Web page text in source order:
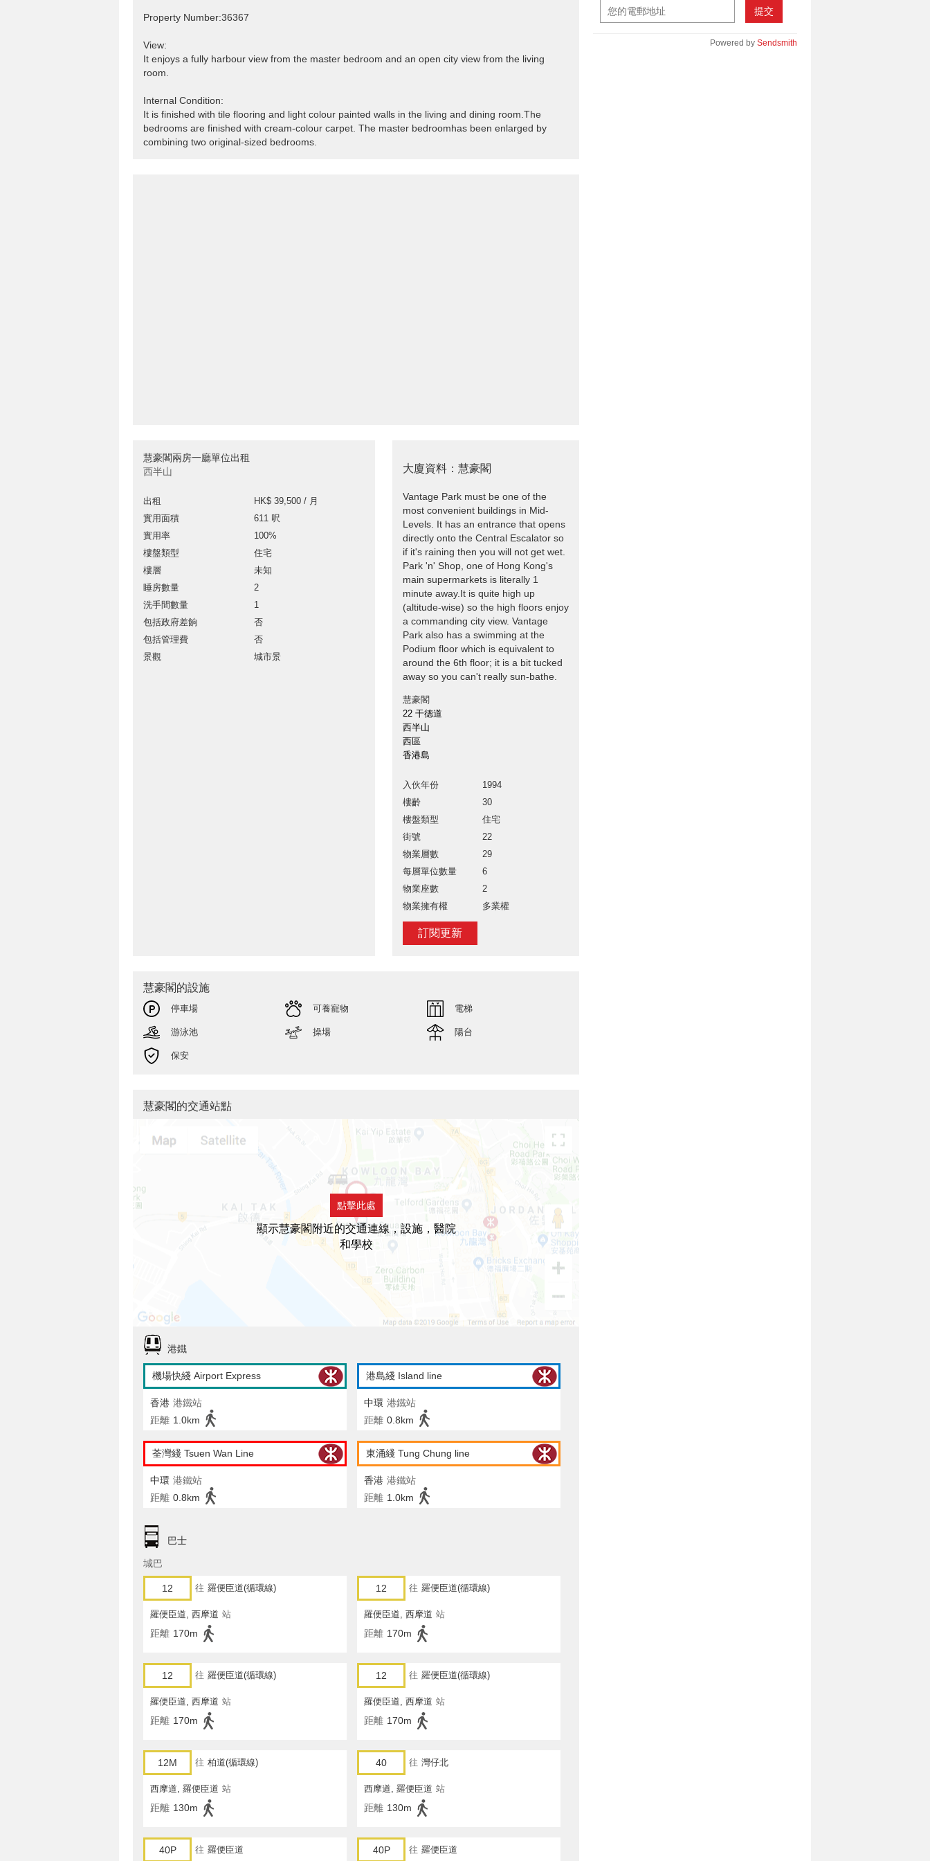
Property Number:36367
View:
It enjoys a fully harbour view from the master bedroom and an open city view from the living
room.
Internal Condition:
It is finished with tile flooring and light colour painted walls in the living and dining room.The
bedrooms are finished with cream-colour carpet. The master bedroomhas been enlarged by
combining two original-sized bedrooms.
慧豪閣兩房一廳單位出租
西半山
出租
HK$ 39,500 / 月
實用面積
611 呎
實用率
100%
樓盤類型
住宅
樓層
未知
睡房數量
2
洗手間數量
1
包括政府差餉
否
包括管理費
否
景觀
城市景
大廈資料：慧豪閣
Vantage Park must be one of the
most convenient buildings in Mid-
Levels. It has an entrance that opens
directly onto the Central Escalator so
if it's raining then you will not get wet.
Park 'n' Shop, one of Hong Kong's
main supermarkets is literally 1
minute away.It is quite high up
(altitude-wise) so the high floors enjoy
a commanding city view. Vantage
Park also has a swimming at the
Podium floor which is equivalent to
around the 6th floor; it is a bit tucked
away so you can't really sun-bathe.
慧豪閣
22 干德道
西半山
西區
香港島
入伙年份
1994
樓齡
30
樓盤類型
住宅
街號
22
物業層數
29
每層單位數量
6
物業座數
2
物業擁有權
多業權
訂閱更新
提交
Powered by Sendsmith
慧豪閣的設施
停車場 可養寵物 電梯
游泳池 操場 陽台
保安
慧豪閣的交通站點
點擊此處
顯示慧豪閣附近的交通連線，設施，醫院
和學校
港鐵
機場快綫 Airport Express
香港 港鐵站
距離 1.0km
港島綫 Island line
中環 港鐵站
距離 0.8km
荃灣綫 Tsuen Wan Line
中環 港鐵站
距離 0.8km
東涌綫 Tung Chung line
香港 港鐵站
距離 1.0km
巴士
城巴
12 往 羅便臣道(循環線)
羅便臣道, 西摩道 站
距離 170m
12 往 羅便臣道(循環線)
羅便臣道, 西摩道 站
距離 170m
12 往 羅便臣道(循環線)
羅便臣道, 西摩道 站
距離 170m
12 往 羅便臣道(循環線)
羅便臣道, 西摩道 站
距離 170m
12M 往 柏道(循環線)
西摩道, 羅便臣道 站
距離 130m
40 往 灣仔北
西摩道, 羅便臣道 站
距離 130m
40P 往 羅便臣道 40P 往 羅便臣道